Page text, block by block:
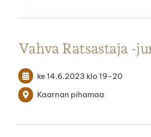
Vahva Ratsastaja -
ke 14.6.2023 klo 19–20
Kaarnan pihamaa